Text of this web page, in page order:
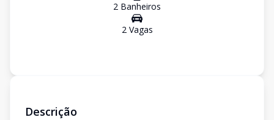
2 Banheiros
2Vagas
Descrição